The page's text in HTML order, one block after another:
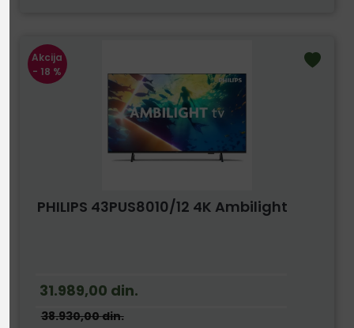
Akcija
- 18 %
PHILIPS 43PUS8010/12 4K Ambilight
31.989,00 din.
38.930,00din.